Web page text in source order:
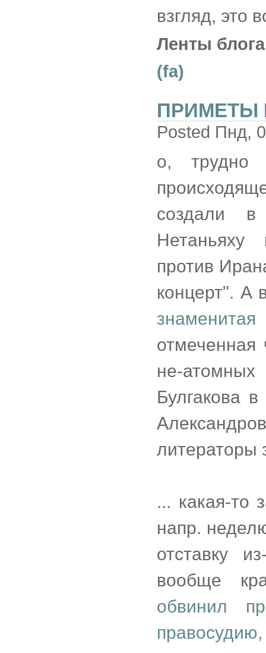
взгляд, это
Ленты
(fa)
ПРИМЕТЫ
Posted Пнд,
о, трудно
создали в
против
концерт". А
знаменитая
отмеченная
не-
Булгакова
литераторы
... какая-то
напр.
отставку
вообще
обвинил